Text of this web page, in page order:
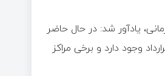
یادآور شد: در حال حاضر
به مؤسسات و مراکز طرف قرارداد وجود دارد و برخی مراکز